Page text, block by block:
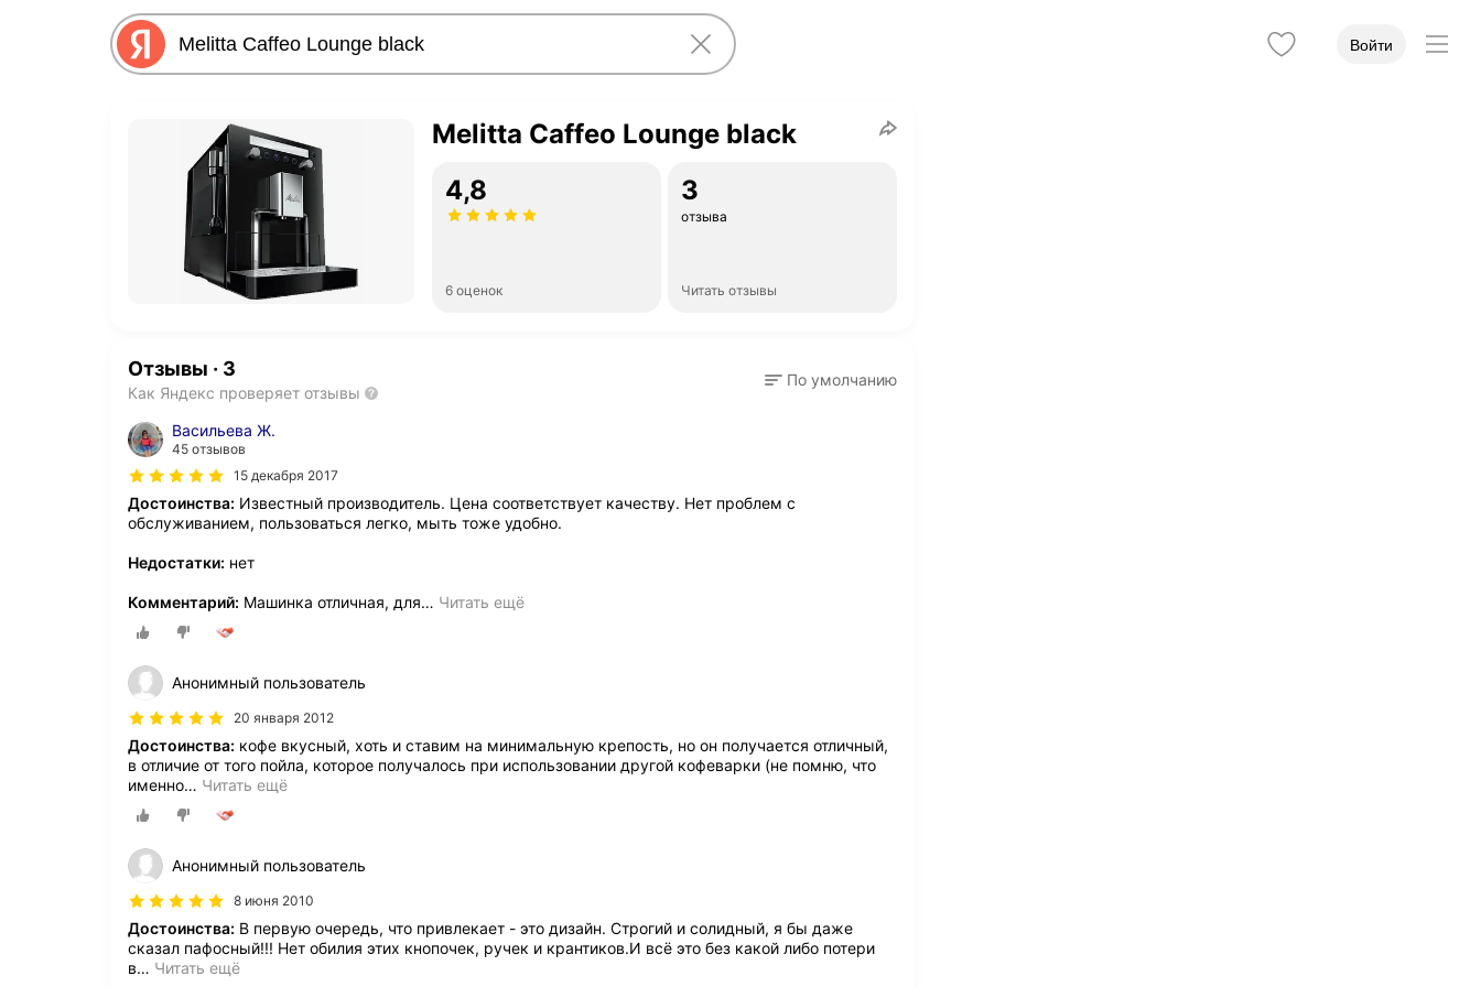
Войти
Melitta Caffeo Lounge black
4,8
6 оценок
3
отзыва
Читать отзывы
Отзывы · 3
Как Яндекс проверяет отзывы
По умолчанию
Васильева Ж.
45 отзывов
15 декабря 2017
Достоинства: Известный производитель. Цена соответствует качеству. Нет проблем с
обслуживанием, пользоваться легко, мыть тоже удобно.
Недостатки: нет
Комментарий: Машинка отличная, для… Читать ещё
Анонимный пользователь
20 января 2012
Достоинства: кофе вкусный, хоть и ставим на минимальную крепость, но он получается отличный,
в отличие от того пойла, которое получалось при использовании другой кофеварки (не помню, что
именно… Читать ещё
Анонимный пользователь
8 июня 2010
Достоинства: В первую очередь, что привлекает - это дизайн. Строгий и солидный, я бы даже
сказал пафосный!!! Нет обилия этих кнопочек, ручек и крантиков.И всё это без какой либо потери
в… Читать ещё